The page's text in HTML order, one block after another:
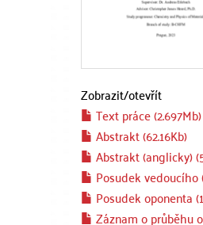
Zobrazit/otevřít
Text práce (2.697Mb)
Abstrakt (62.16Kb)
Abstrakt (anglicky)
Posudek vedoucího
Posudek oponenta
Záznam o průběhu